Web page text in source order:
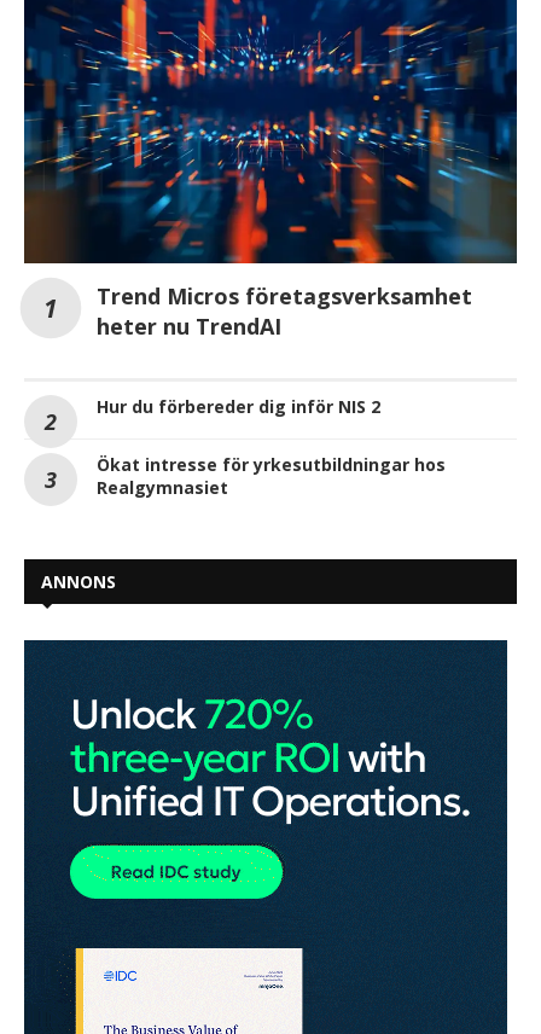
Trend Micros företagsverksamhet
heter nu TrendAI
Hur du förbereder dig inför NIS 2
Ökat intresse för yrkesutbildningar hos
Realgymnasiet
ANNONS